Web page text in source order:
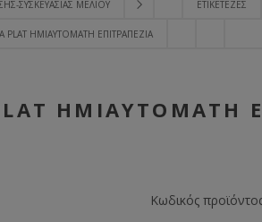
ΣΥΣΚΕΥΑΣΊΑΣ ΜΕΛΙΟΎ ΕΤΙΚΕΤΈΖΕΣ
PLAT ΗΜΙΑΥΤΌΜΑΤΗ ΕΠΙΤΡΑΠΈΖΙΑ
ΗΜΙΑΥΤΌΜΑΤΗ
Κωδικός